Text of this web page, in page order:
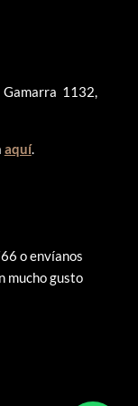
1132,
aquí.
o envíanos
mucho gusto